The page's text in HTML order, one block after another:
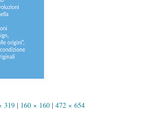
319 | 160 × 160 | 472 × 654